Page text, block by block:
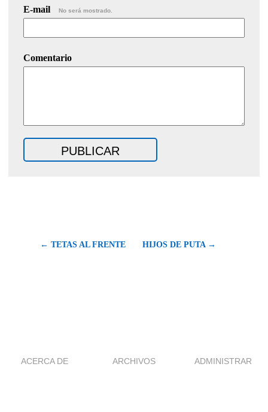
E-mail No será mostrado.
Comentario
← TETAS AL FRENTE HIJOS DE PUTA →
ACERCA DE ARCHIVOS ADMINISTRAR